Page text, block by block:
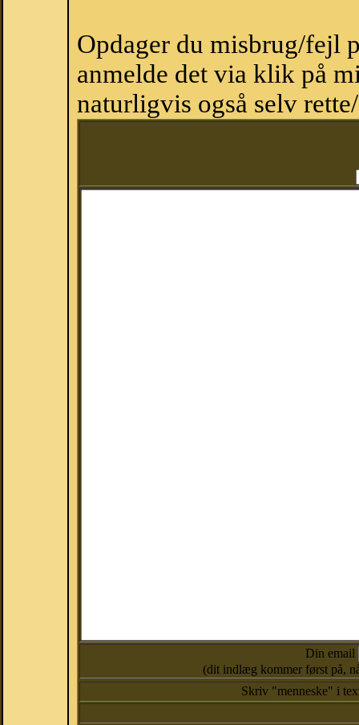
Opdager du misbrug/fejl
anmelde det via klik på
naturligvis også selv
Din email
(dit indlæg kommer først på,
Skriv "menneske" i